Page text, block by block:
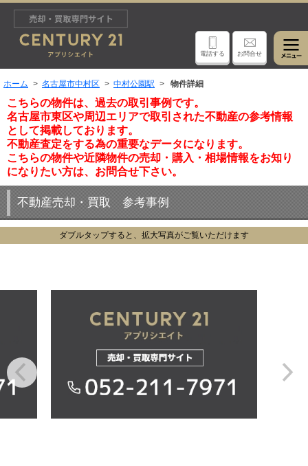
電話する お問合せ
ホーム 名古屋市中村区 中村公園駅 物件詳細
こちらの物件は、過去の取引事例です。
名古屋市東区や周辺エリアで取引された不動産の参考情報
として掲載しております。
不動産査定をする為の重要なデータになります。
こちらの物件や近隣物件の売却・購入・相場情報をお知り
になりたい方は、お問合せ下さい。
不動産売却・買取 参考事例
ダブルタップすると、拡大写真がご覧いただけます